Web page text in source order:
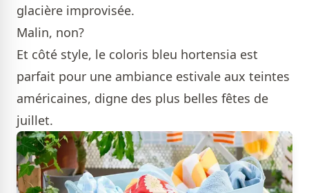
glacière improvisée.
Malin, non?
Et côté style, le coloris bleu hortensia est
parfait pour une ambiance estivale aux teintes
américaines, digne des plus belles fêtes de
juillet.